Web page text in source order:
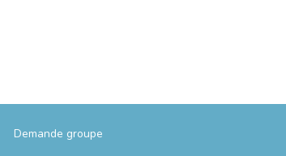
Demande groupe